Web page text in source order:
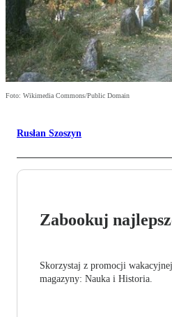
Foto: Wikimedia Commons/Public Domain
Rusłan Szoszyn
Zabookuj
Skorzystaj z promocji
magazyny: Nauka i Historia.